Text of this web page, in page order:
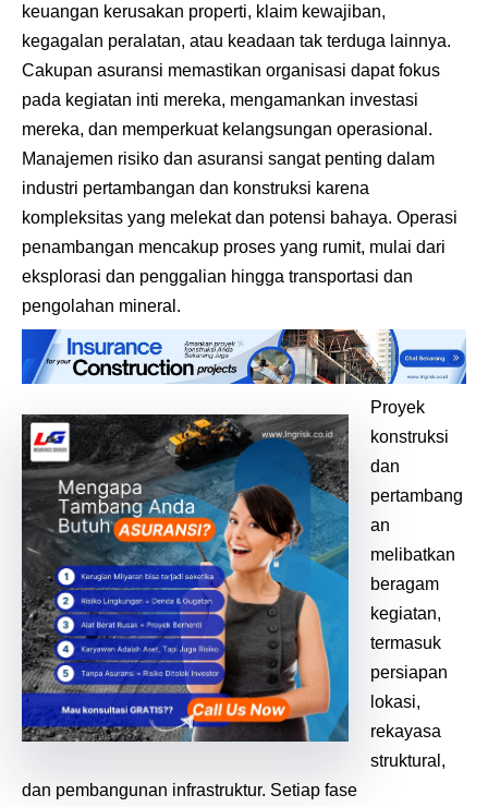
keuangan kerusakan properti, klaim kewajiban,
kegagalan peralatan, atau keadaan tak terduga lainnya.
Cakupan asuransi memastikan organisasi dapat fokus
pada kegiatan inti mereka, mengamankan investasi
mereka, dan memperkuat kelangsungan operasional.
Manajemen risiko dan asuransi sangat penting dalam
industri pertambangan dan konstruksi karena
kompleksitas yang melekat dan potensi bahaya. Operasi
penambangan mencakup proses yang rumit, mulai dari
eksplorasi dan penggalian hingga transportasi dan
pengolahan mineral.
Proyek
konstruksi
dan
pertambang
an
melibatkan
beragam
kegiatan,
termasuk
persiapan
lokasi,
rekayasa
struktural,
dan pembangunan infrastruktur. Setiap fase